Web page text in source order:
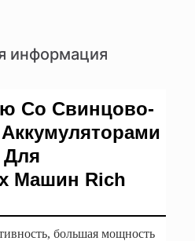
информация
Со Свинцово-
Для
Машин Rich
большая мощность